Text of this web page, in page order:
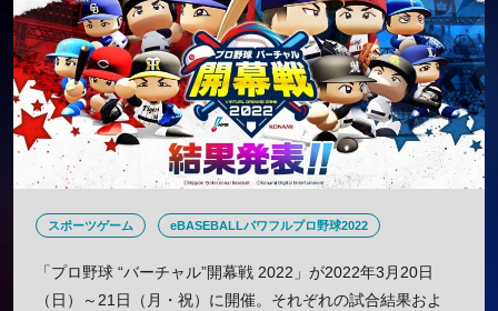
スポーツゲーム eBASEBALLパワフルプロ野球2022
「プロ野球 “バーチャル”開幕戦 2022」が2022年3月20日
（日）～21日（月・祝）に開催。それぞれの試合結果およ